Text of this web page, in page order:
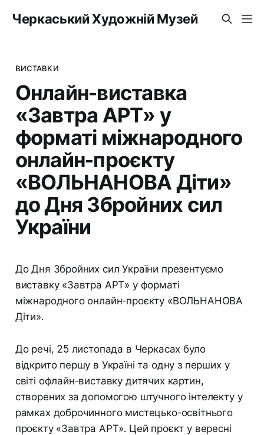
Черкаський Художній Музей
ВИСТАВКИ
Онлайн-виставка
«Завтра АРТ» у
форматі міжнародного
онлайн-проєкту
«ВОЛЬНАНОВА Діти»
до Дня Збройних сил
України
До Дня Збройних сил України презентуємо
виставку «Завтра АРТ» у форматі
міжнародного онлайн-проєкту «ВОЛЬНАНОВА
Діти».
До речі, 25 листопада в Черкасах було
відкрито першу в Україні та одну з перших у
світі офлайн-виставку дитячих картин,
створених за допомогою штучного інтелекту у
рамках доброчинного мистецько-освітнього
проєкту «Завтра АРТ». Цей проєкт у вересні